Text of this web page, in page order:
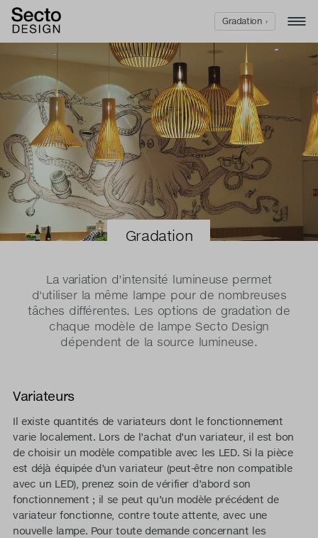
Gradation
La variation d’intensité lumineuse permet
d'utiliser la même lampe pour de nombreuses
tâches différentes. Les options de gradation de
chaque modèle de lampe Secto Design
dépendent de la source lumineuse.
Variateurs
Il existe quantités de variateurs dont le fonctionnement
varie localement. Lors de l’achat d’un variateur, il est bon
de choisir un modèle compatible avec les LED. Si la pièce
est déjà équipée d’un variateur (peut-être non compatible
avec un LED), prenez soin de vérifier d’abord son
fonctionnement ; il se peut qu’un modèle précédent de
variateur fonctionne, contre toute attente, avec une
nouvelle lampe. Pour toute demande concernant les
Gradation ›